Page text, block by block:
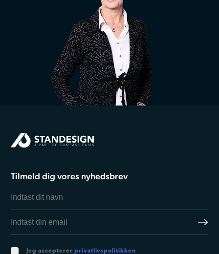
Tilmeld dig vores nyhedsbrev
Jeg accepterer privatlivspolitikken